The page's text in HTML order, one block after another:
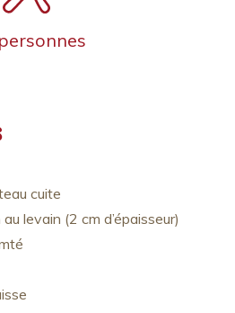
cuite
levain (2 cm d’épaisseur)